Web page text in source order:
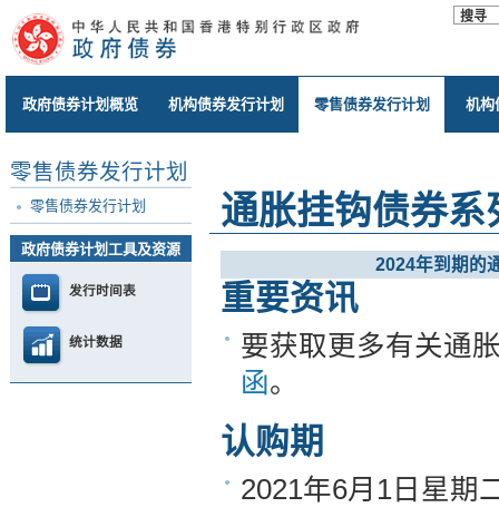
政府债券计划概览 机构债券发行计划 零售债券发行计划 机构
零售债券发行计划
零售债券发行计划
政府债券计划工具及资源
发行时间表
统计数据
通胀挂钩债券系
2024年到期的
重要资讯
要获取更多有关通
函。
认购期
2021年6月1日星期